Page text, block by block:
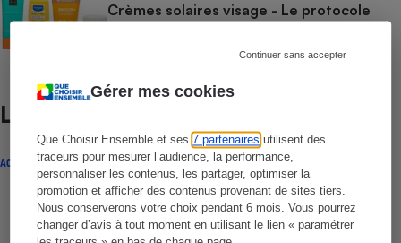
Gérer mes cookies
Que Choisir Ensemble et ses7 partenaires utilisent des
traceurs pour mesurer l’audience, la performance,
personnaliser les contenus, les partager, optimiser la
promotion et afficher des contenus provenant de sites tiers.
Nous conserverons votre choix pendant 6 mois. Vous pourrez
changer d’avis à tout moment en utilisant le lien « paramétrer
Continuer sans accepter
Crèmes solaires visage - Le protocole
Lire aussi
ACTUALITÉ